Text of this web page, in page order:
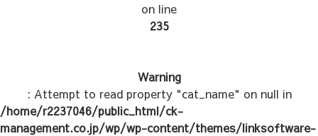
on line
235
Warning
: Attempt to read property "cat_name" on null in
/home/r2237046/public_html/ck-
management.co.jp/wp/wp-content/themes/linksoftware-